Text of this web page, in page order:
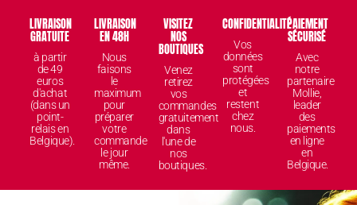
LIVRAISON
GRATUITE
à partir
de 49
euros
d'achat
(dans un
point-
relais en
Belgique).
LIVRAISON
EN 48H
Nous
faisons
le
maximum
pour
préparer
votre
commande
le jour
même.
VISITEZ
NOS
BOUTIQUES
Venez
retirez
vos
commandes
gratuitement
dans
l'une de
nos
boutiques.
CONFIDENTIALITÉ
Vos
données
sont
protégées
et
restent
chez
nous.
PAIEMENT
SÉCURISÉ
Avec
notre
partenaire
Mollie,
leader
des
paiements
en ligne
en
Belgique.